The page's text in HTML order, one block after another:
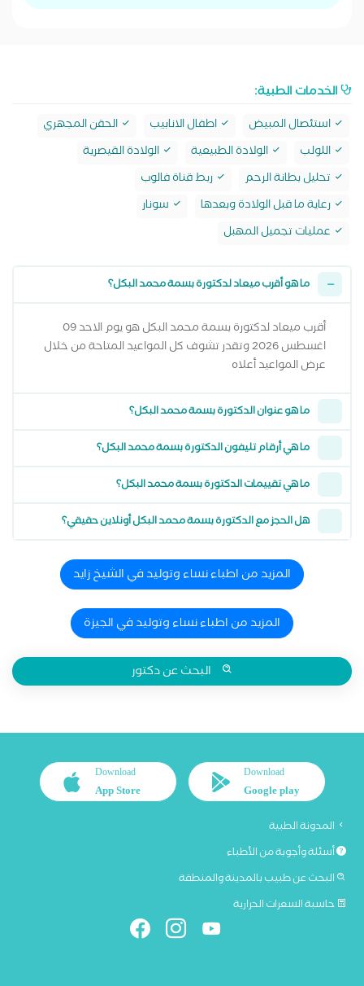
الخدمات الطبية:
استئصال المبيض اطفال الانابيب
الحقن المجهري
اللولب
الولادة الطبيعية
الولادة القيصرية
تحليل بطانة الرحم
ربط قناة فالوب
رعاية ما قبل الولادة وبعدها
سونار
عمليات تجميل المهبل
ما هو أقرب ميعاد لدكتورة بسمة محمد البكل؟
أقرب ميعاد لدكتورة بسمة محمد البكل هو يوم الاحد 09
اغسطس 2026 وتقدر تشوف كل المواعيد المتاحة من خلال
عرض المواعيد أعلاه
ما هو عنوان الدكتورة بسمة محمد البكل؟
ما هي أرقام تليفون الدكتورة بسمة محمد البكل؟
ما هي تقييمات الدكتورة بسمة محمد البكل؟
هل الحجز مع الدكتورة بسمة محمد البكل أونلاين حقيقي؟
المزيد من اطباء نساء وتوليد في الشيخ زايد
المزيد من اطباء نساء وتوليد في الجيزة
البحث عن دكتور
Download
Google play
Download
App Store
المدونة الطبية
أسئلة وأجوبة من الأطباء
البحث عن طبيب بالمدينة والمنطقة
حاسبة السعرات الحرارية